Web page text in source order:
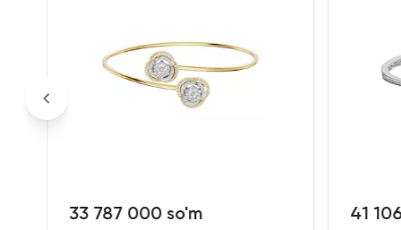
33 787 000 so'm 41